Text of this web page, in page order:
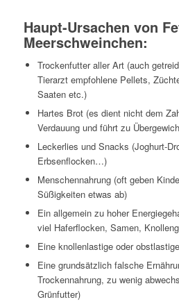
Haupt-Ursachen von
Meerschweinchen:
Trockenfutter aller Art (auch
Tierarzt empfohlene Pellets,
Saaten etc.)
Hartes Brot (es dient nicht dem
Verdauung und führt zu
Leckerlies und Snacks (Joghurt-
Erbsenflocken…)
Menschennahrung (oft geben
Süßigkeiten etwas ab)
Ein allgemein zu hoher
viel Haferflocken, Samen,
Eine knollenlastige oder
Eine grundsätzlich falsche
Trockennahrung, zu wenig
Grünfutter)